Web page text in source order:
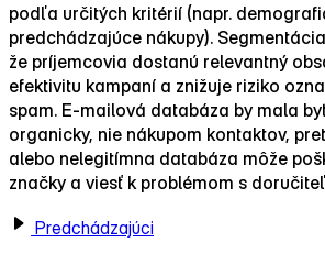
podľa určitých kritérií (napr.
predchádzajúce nákupy).
že príjemcovia dostanú relevantný
efektivitu kampaní a znižuje riziko
spam. E‑mailová databáza by mala
organicky, nie nákupom kontaktov,
alebo nelegitímna databáza môže
značky a viesť k problémom s
Predchádzajúci